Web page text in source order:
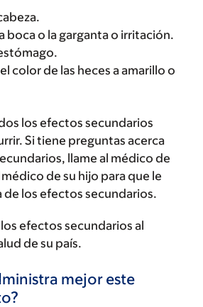
boca o la garganta o irritación.
color de las heces a amarillo o
los efectos secundarios
Si tiene preguntas acerca
llame al médico de
de su hijo para que le
de los efectos secundarios.
efectos secundarios al
de su país.
mejor este